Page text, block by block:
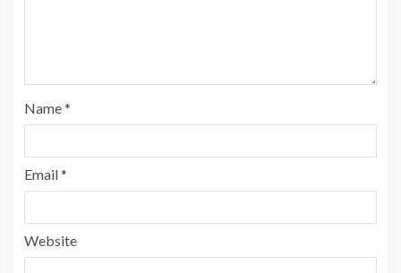
Name*
Email*
Website